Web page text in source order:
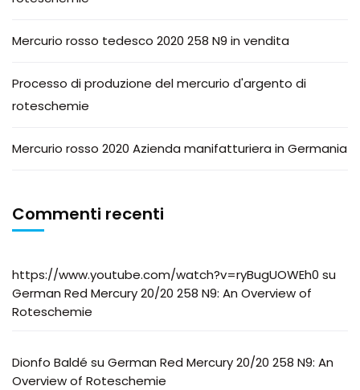
Mercurio rosso tedesco 2020 258 N9 in vendita
Processo di produzione del mercurio d'argento di
roteschemie
Mercurio rosso 2020 Azienda manifatturiera in Germania
Commenti recenti
https://www.youtube.com/watch?v=ryBugUOWEh0 su
German Red Mercury 20/20 258 N9: An Overview of
Roteschemie
Dionfo Baldé su German Red Mercury 20/20 258 N9: An
Overview of Roteschemie